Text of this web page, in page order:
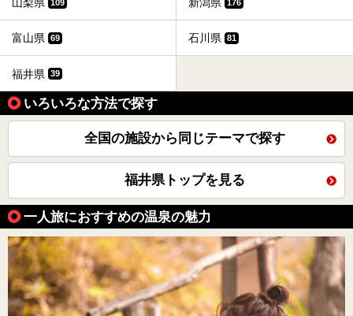
山梨県 109 新潟県 176
富山県 69 石川県 81
福井県 39
いろいろな方法で探す
全国の施設から同じテーマで探す
福井県トップを見る
一人旅におすすめの温泉の魅力